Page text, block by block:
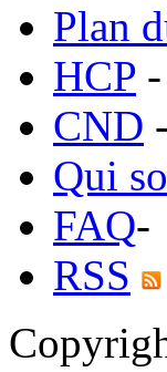
Plan
HCP -
CND -
Qui
FAQ-
RSS